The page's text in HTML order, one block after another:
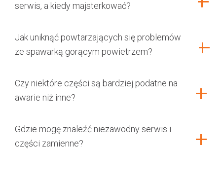
serwis, a kiedy majsterkować?
Jak uniknąć powtarzających się problemów
ze spawarką gorącym powietrzem?
Czy niektóre części są bardziej podatne na
awarie niż inne?
Gdzie mogę znaleźć niezawodny serwis i
części zamienne?